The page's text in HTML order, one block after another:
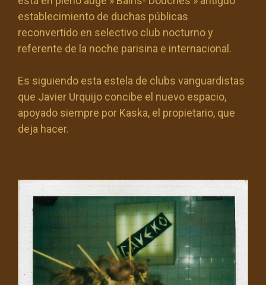
establecimiento de duchas públicas
reconvertido en selectivo club nocturno y
referente de la noche parisina e internacional.
Es siguiendo esta estela de clubs vanguardistas
que Javier Urquijo concibe el nuevo espacio,
apoyado siempre por Kaska, el propietario, que
deja hacer.